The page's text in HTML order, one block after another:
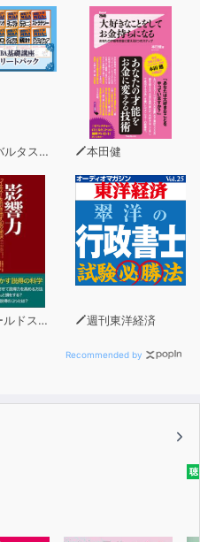
フォース(著) 本田健
スタイン 週刊東洋経済
Recommended by
聴